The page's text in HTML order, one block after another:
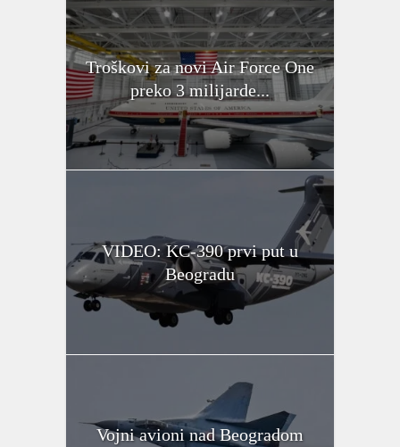
Troškovi za novi Air Force One
preko 3 milijarde...
VIDEO: KC-390 prvi put u
Beogradu
Vojni avioni nad Beogradom